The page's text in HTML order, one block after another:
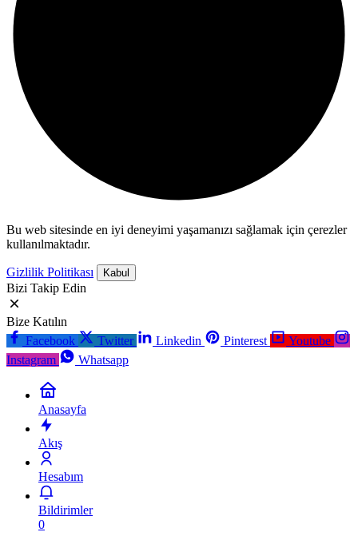
Bu web sitesinde en iyi deneyimi yaşamanızı sağlamak için çerezler
kullanılmaktadır.
Gizlilik Politikası Kabul
Bizi Takip Edin
Bize Katılın
Facebook
Twitter Linkedin Pinterest
Youtube
Instagram
Whatsapp
Anasayfa
Akış
Hesabım
Bildirimler
0